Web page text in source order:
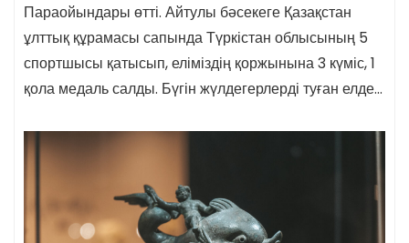
Параойындары өтті. Айтулы бәсекеге Қазақстан
ұлттық құрамасы сапында Түркістан облысының 5
спортшысы қатысып, еліміздің қоржынына 3 күміс, 1
қола медаль салды. Бүгін жүлдегерлерді туған елде…